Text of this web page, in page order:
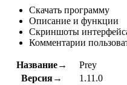
Скачать программу
Описание и функции
Скриншоты
Комментарии
Название→
Prey
Версия→
1.11.0